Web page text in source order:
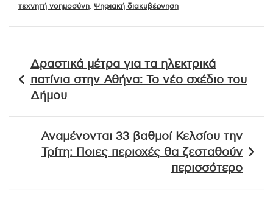
τεχνητή νοημοσύνη
Ψηφιακή διακυβέρνηση
άρθρων
Δραστικά μέτρα για τα ηλεκτρικά
πατίνια στην Αθήνα: Το νέο σχέδιο του
Δήμου
Αναμένονται 33 βαθμοί Κελσίου την
Τρίτη: Ποιες περιοχές θα ζεσταθούν
περισσότερο